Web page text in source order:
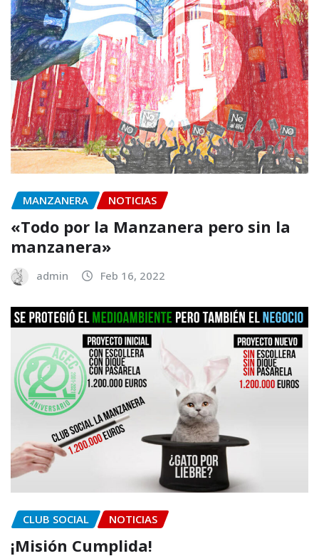
MANZANERA NOTICIAS
«Todo por la Manzanera pero sin la
manzanera»
admin Feb 16, 2022
CLUB SOCIAL NOTICIAS
¡Misión Cumplida!